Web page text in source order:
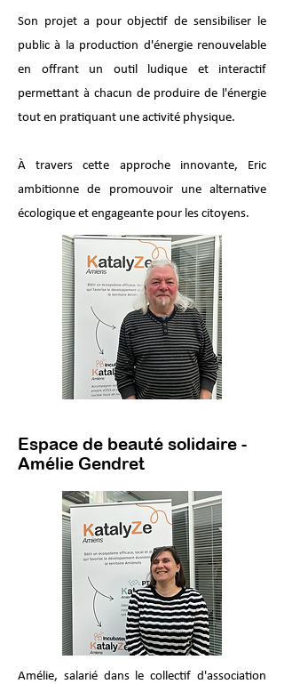
Son projet a pour objectif de sensibiliser le
public à la production d'énergie renouvelable
en offrant un outil ludique et interactif
permettant à chacun de produire de l'énergie
tout en pratiquant une activité physique.
À travers cette approche innovante, Eric
ambitionne de promouvoir une alternative
écologique et engageante pour les citoyens.
Espace de beauté solidaire -
Amélie Gendret
Amélie, salarié dans le collectif d'association